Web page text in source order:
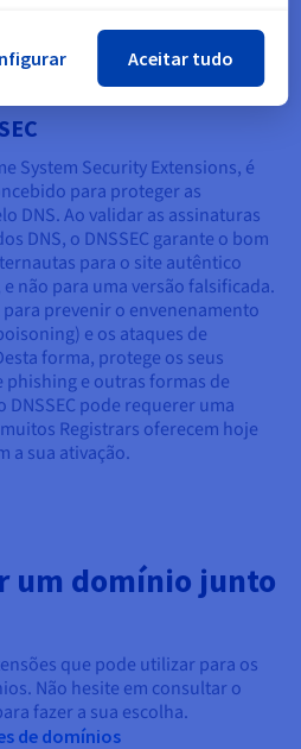
sob o seu controlo, sem risco de
como se tivesse comprado o
System Security Extensions, é
para proteger as
DNS. Ao validar as assinaturas
DNS, o DNSSEC garante o bom
para o site autêntico
não para uma versão falsificada.
prevenir o envenenamento
e os ataques de
forma, protege os seus
e outras formas de
pode requerer uma
Registrars oferecem hoje
a sua ativação.
um domínio junto
que pode utilizar para os
Não hesite em consultar o
fazer a sua escolha.
de domínios
Aceitar tudo